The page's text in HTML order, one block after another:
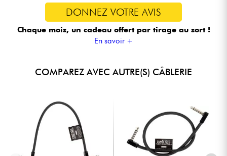
DONNEZ VOTRE AVIS
Chaque mois, un cadeau offert par tirage au sort !
En savoir +
COMPAREZ AVEC AUTRE(S) CÂBLERIE